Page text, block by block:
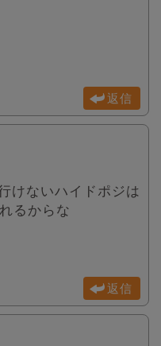
返信
けないハイドポジは
るからな
返信